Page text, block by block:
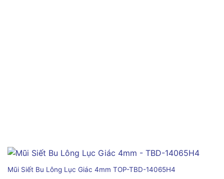
Mũi Siết Bu Lông Lục Giác 4mm TOP-TBD-14065H4